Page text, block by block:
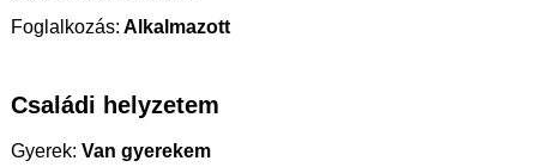
Foglalkozás: Alkalmazott
Családi helyzetem
Gyerek: Van gyerekem